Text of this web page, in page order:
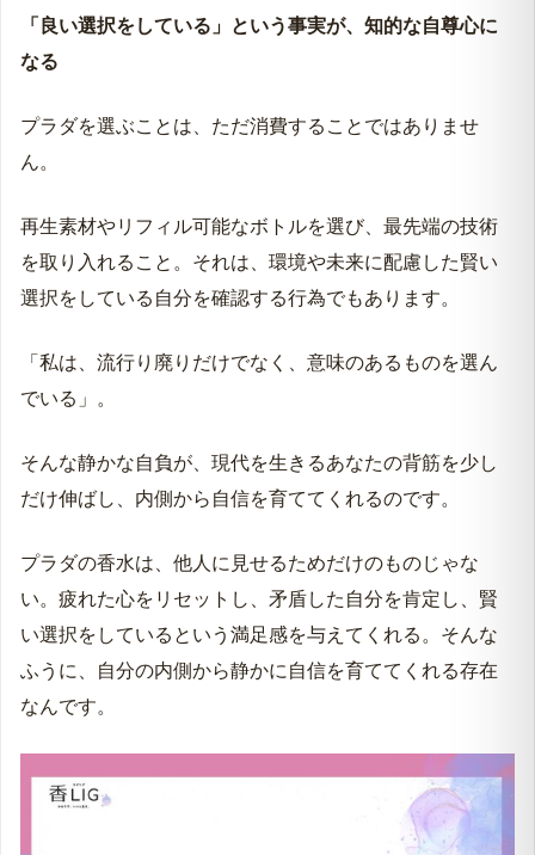
「良い選択をしている」という事実が、知的な自尊心に
なる
プラダを選ぶことは、ただ消費することではありませ
ん。
再生素材やリフィル可能なボトルを選び、最先端の技術
を取り入れること。それは、環境や未来に配慮した賢い
選択をしている自分を確認する行為でもあります。
「私は、流行り廃りだけでなく、意味のあるものを選ん
でいる」。
そんな静かな自負が、現代を生きるあなたの背筋を少し
だけ伸ばし、内側から自信を育ててくれるのです。
プラダの香水は、他人に見せるためだけのものじゃな
い。疲れた心をリセットし、矛盾した自分を肯定し、賢
い選択をしているという満足感を与えてくれる。そんな
ふうに、自分の内側から静かに自信を育ててくれる存在
なんです。